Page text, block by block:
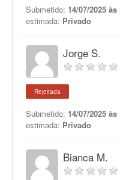
Submetido: 14/07/2025 às
estimada: Privado
Jorge S.
Rejeitada
Submetido: 14/07/2025 às
estimada: Privado
Bianca M.